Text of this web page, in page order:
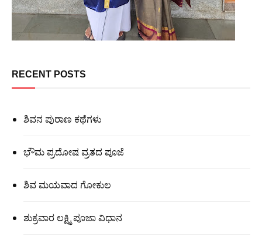
RECENT POSTS
ಶಿವನ ಪುರಾಣ ಕಥೆಗಳು
ಭೌಮ ಪ್ರದೋಷ ವ್ರತದ ಪೂಜೆ
ಶಿವ ಮಯವಾದ ಗೋಕುಲ
ಶುಕ್ರವಾರ ಲಕ್ಷ್ಮಿ ಪೂಜಾ ವಿಧಾನ